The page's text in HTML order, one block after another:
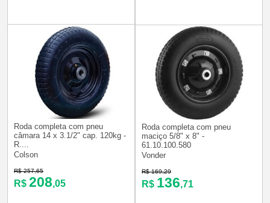
Roda completa com pneu
câmara 14 x 3.1/2" cap. 120kg -
R....
Colson
R$ 257,65
R$ 208,05
Roda completa com pneu
maciço 5/8" x 8" -
61.10.100.580
Vonder
R$ 169,29
R$ 136,71